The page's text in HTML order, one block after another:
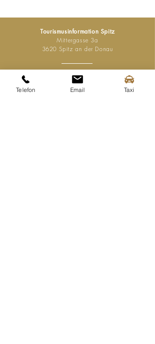
Tourismusinformation Spitz
Mittergasse 3a
3620 Spitz an der Donau
+43 (0) 2713 2363
info@spitz-wachau.at
Telefon Email Taxi